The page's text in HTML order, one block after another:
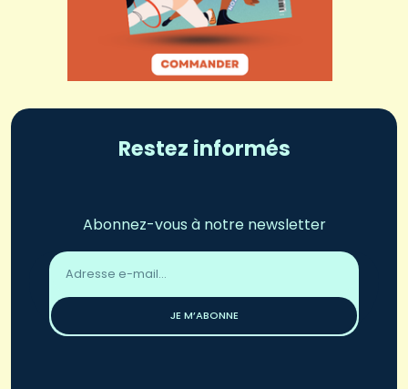
Restez informés
Abonnez-vous à notre newsletter
Adresse
email
JE M’ABONNE